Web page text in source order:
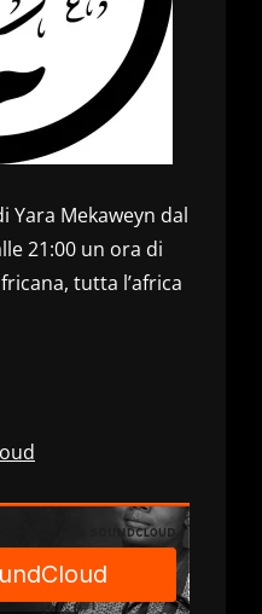
Yara Mekaweyn dal
21:00 un ora di
tutta l’africa